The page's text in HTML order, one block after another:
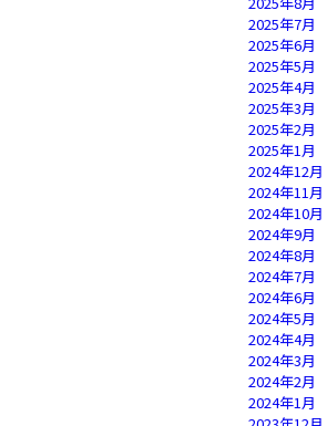
2025年7月
2025年6月
2025年5月
2025年4月
2025年3月
2025年2月
2025年1月
2024年12月
2024年11月
2024年10月
2024年9月
2024年8月
2024年7月
2024年6月
2024年5月
2024年4月
2024年3月
2024年2月
2024年1月